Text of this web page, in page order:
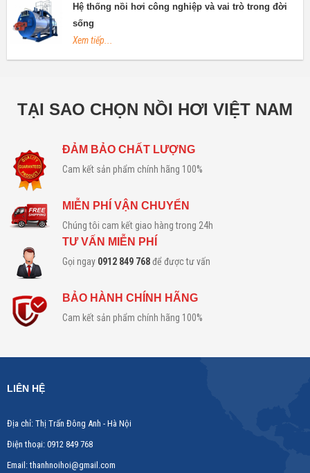
Hệ thống nồi hơi công nghiệp và vai trò trong đời
sống
Xem tiếp...
TẠI SAO CHỌN NỒI HƠI VIỆT NAM
ĐẢM BẢO CHẤT LƯỢNG
Cam kết sản phẩm chính hãng 100%
MIỄN PHÍ VẬN CHUYỂN
Chúng tôi cam kết giao hàng trong 24h
TƯ VẤN MIỄN PHÍ
Gọi ngay 0912 849 768để được tư vấn
BẢO HÀNH CHÍNH HÃNG
Cam kết sản phẩm chính hãng 100%
LIÊN HỆ
Địa chỉ: Thị Trấn Đông Anh - Hà Nội
Điện thoại: 0912 849 768
Email: thanhnoihoi@gmail.com